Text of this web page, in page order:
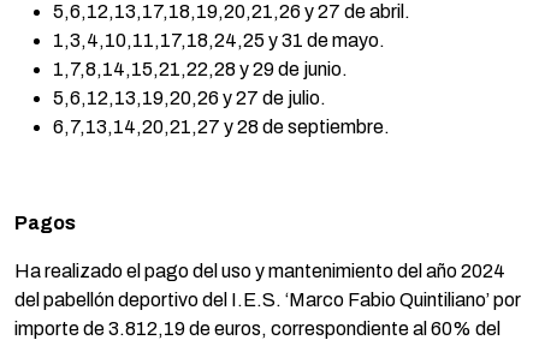
5,6,12,13,17,18,19,20,21,26 y 27 de abril.
1,3,4,10,11,17,18,24,25 y 31 de mayo.
1,7,8,14,15,21,22,28 y 29 de junio.
5,6,12,13,19,20,26 y 27 de julio.
6,7,13,14,20,21,27 y 28 de septiembre.
Pagos
Ha realizado el pago del uso y mantenimiento del año 2024
del pabellón deportivo del I.E.S. ‘Marco Fabio Quintiliano’ por
importe de 3.812,19 de euros, correspondiente al 60% del